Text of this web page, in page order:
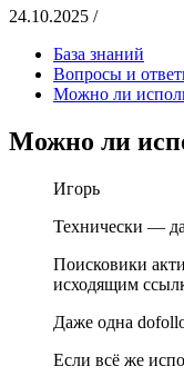
24.10.2025 /
База знаний
Вопросы и
Можно ли
Можно ли
Игорь
Технически —
Поисковики
исходящим
Даже одна
Если всё же